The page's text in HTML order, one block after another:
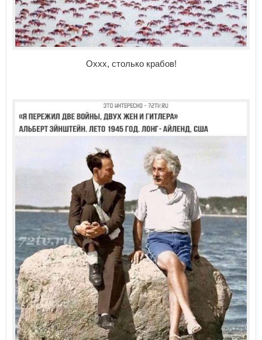
Оххх, столько крабов!